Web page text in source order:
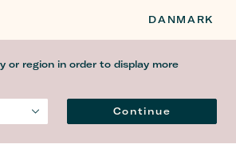
DANMARK
or region in order to display more
Continue